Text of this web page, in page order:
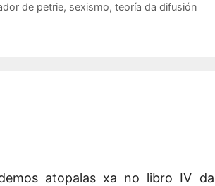
de petrie, sexismo, teoría da difusión
atopalas xa no libro IV da